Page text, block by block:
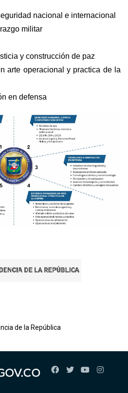
nacional e internacional
militar
y construcción de paz
arte operacional y practica de la
en defensa
de la República